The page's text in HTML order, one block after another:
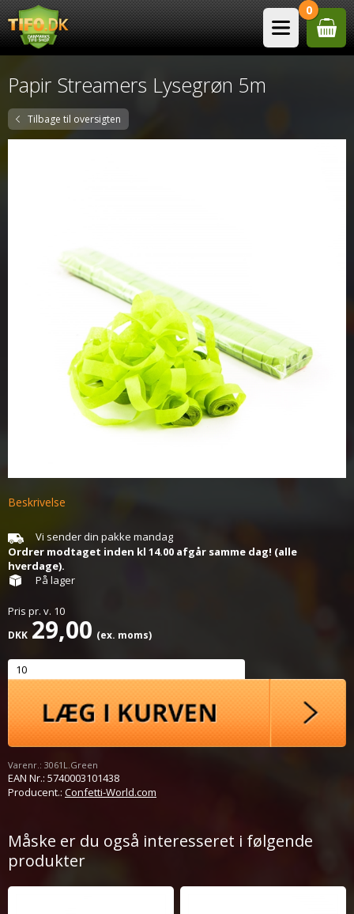
0
Papir Streamers Lysegrøn 5m
Tilbage til oversigten
Beskrivelse
Vi sender din pakke mandag
Ordrer modtaget inden kl 14.00 afgår samme dag! (alle
hverdage).
På lager
Pris pr. v. 10
DKK 29,00 (ex. moms)
Varenr.: 3061L.Green
EAN Nr.: 5740003101438
Producent.: Confetti-World.com
Måske er du også interesseret i følgende
produkter